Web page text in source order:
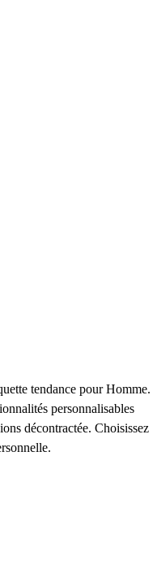
tendance pour Homme.
personnalisables
décontractée. Choisissez